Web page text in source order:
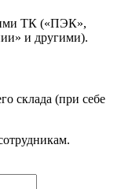
ТК («ПЭК»,
и другими).
склада (при себе